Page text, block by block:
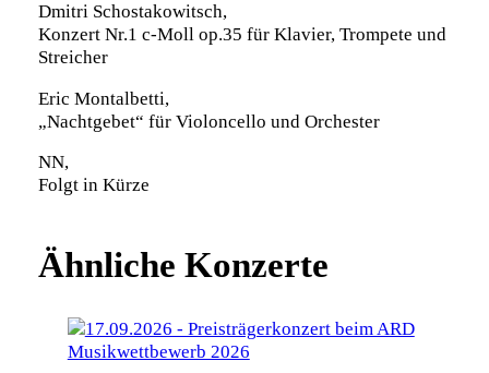
Dmitri Schostakowitsch,
Konzert Nr.1 c-Moll op.35 für Klavier, Trompete und
Streicher
Eric Montalbetti,
„Nachtgebet“ für Violoncello und Orchester
NN,
Folgt in Kürze
Ähnliche Konzerte